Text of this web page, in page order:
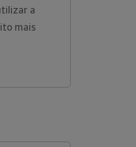
a
mais